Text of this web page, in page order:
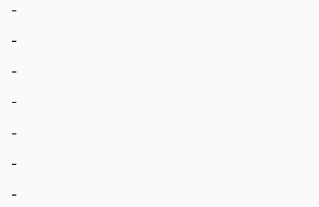
-
-
-
-
-
-
-